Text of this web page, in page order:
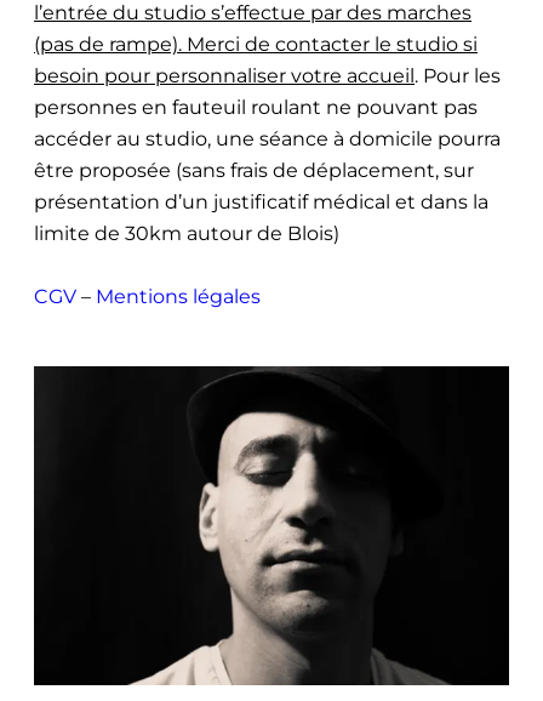
l’entrée du studio s’effectue par des marches
(pas de rampe). Merci de contacter le studio si
besoin pour personnaliser votre accueil. Pour les
personnes en fauteuil roulant ne pouvant pas
accéder au studio, une séance à domicile pourra
être proposée (sans frais de déplacement, sur
présentation d’un justificatif médical et dans la
limite de 30km autour de Blois)
CGV – Mentions légales